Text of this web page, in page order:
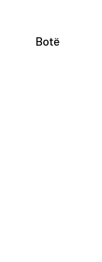
Botë